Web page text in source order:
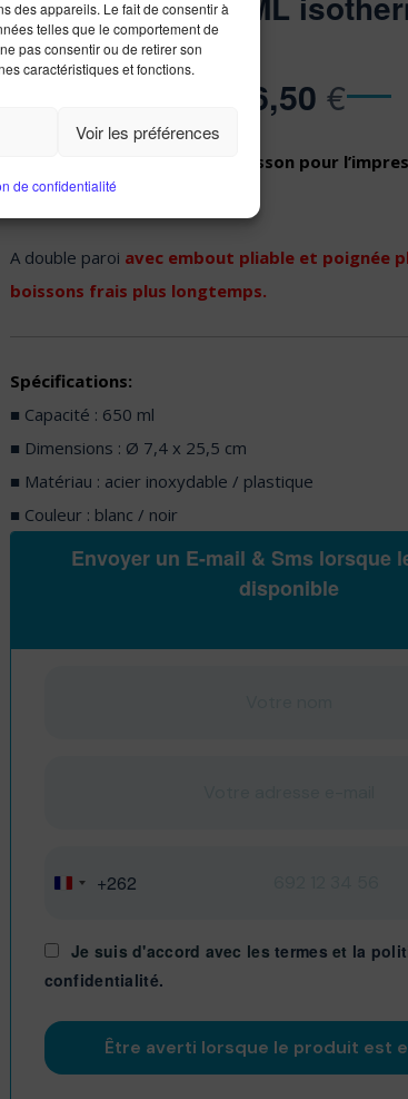
des appareils. Le fait de consentir à
telles que le comportement de
pas consentir ou de retirer son
caractéristiques et fonctions.
Voir les préférences
de confidentialité
16,50€
Gourde – une bouteille de boisson pour
sublimation.
A double paroi avec embout pliable et poignée
boissons frais plus longtemps.
Spécifications:
■ Capacité : 650 ml
■ Dimensions : Ø 7,4 x 25,5 cm
■ Matériau : acier inoxydable / plastique
■ Couleur : blanc / noir
Envoyer un E-mail & Sms lorsque
disponible
Réunion
+262
Je suis d'accord avec lestermes et la
confidentialité.